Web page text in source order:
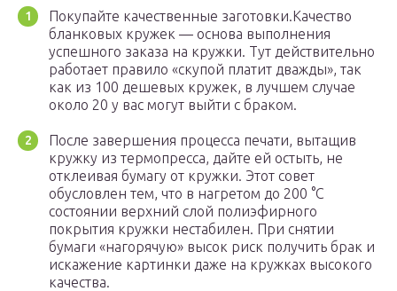
Покупайте качественные заготовки.Качество
бланковых кружек — основа выполнения
успешного заказа на кружки. Тут действительно
работает правило «скупой платит дважды», так
как из 100 дешевых кружек, в лучшем случае
около 20 у вас могут выйти с браком.
После завершения процесса печати, вытащив
кружку из термопресса, дайте ей остыть, не
отклеивая бумагу от кружки. Этот совет
обусловлен тем, что в нагретом до 200 °C
состоянии верхний слой полиэфирного
покрытия кружки нестабилен. При снятии
бумаги «нагорячую» высок риск получить брак и
искажение картинки даже на кружках высокого
качества.